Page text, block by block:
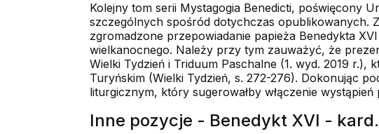
Kolejny tom serii Mystagogia Benedicti, poświęcony
szczególnych spośród dotychczas opublikowanych.
zgromadzone przepowiadanie papieża Benedykta
wielkanocnego. Należy przy tym zauważyć, że
Wielki Tydzień i Triduum Paschalne (1. wyd. 2019
Turyńskim (Wielki Tydzień, s. 272-276). Dokonując
liturgicznym, który sugerowałby włączenie
Inne pozycje - Benedykt XVI -